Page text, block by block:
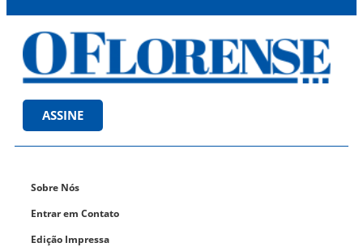
ASSINE
Sobre Nós
Entrar em Contato
Edição Impressa